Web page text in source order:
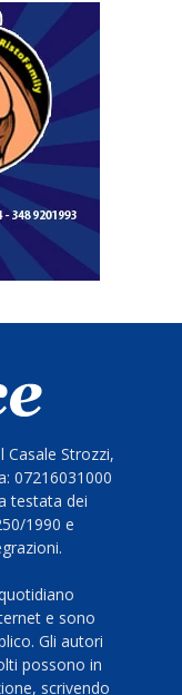
Casale Strozzi,
07216031000
testata dei
1990 e
e sono
Gli autori
possono in
scrivendo